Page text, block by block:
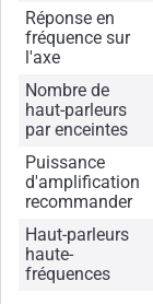
Réponse en
fréquence sur
l'axe
Nombre de
haut-parleurs
par enceintes
Puissance
d'amplification
recommander
Haut-parleurs
haute-
fréquences